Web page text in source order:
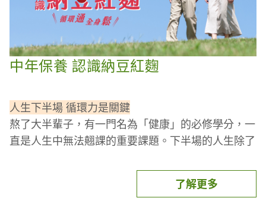
除了配飯，這次包餅吃
香嫩肉絲、蔥辣絲、黃瓜絲
絲絲入味、絲絲好味！
推薦選用台灣黑豬肉領導品牌
釋這道經典中式料理：
🐷台灣黑豬，15個月熟齡養成。
🐷無腥羶味，油花均勻，健康不飽和脂肪酸較多。
中年保養 認識納豆紅麴
人生下半場 循環力是關鍵
熬了大半輩子，有一門名為「健康」的必修學分，一
直是人生中無法翹課的重要課題。下半場的人生除了
了解更多